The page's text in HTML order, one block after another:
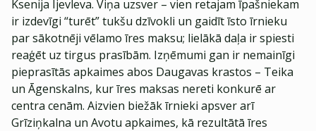
Ksenija Ijevleva. Viņa uzsver – vien retajam īpašniekam
ir izdevīgi “turēt” tukšu dzīvokli un gaidīt īsto īrnieku
par sākotnēji vēlamo īres maksu; lielākā daļa ir spiesti
reaģēt uz tirgus prasībām. Izņēmumi gan ir nemainīgi
pieprasītās apkaimes abos Daugavas krastos – Teika
un Āgenskalns, kur īres maksas nereti konkurē ar
centra cenām. Aizvien biežāk īrnieki apsver arī
Grīziņkalna un Avotu apkaimes, kā rezultātā īres